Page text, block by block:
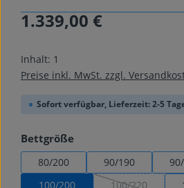
Regulärer Preis:
1.339,00 €
Inhalt: 1
Preise inkl. MwSt. zzgl.
Sofort verfügbar, Lieferzeit: 2-5
Bettgröße
80/200 90/190
100/200 100/220